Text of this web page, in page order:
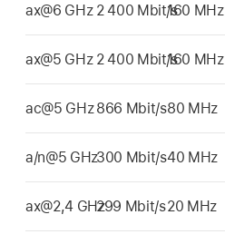
ax@6 GHz 2 400 Mbit/s160 MHz
ax@5 GHz 2 400 Mbit/s160 MHz
ac@5 GHz 866 Mbit/s80 MHz
a/n@5 GHz300 Mbit/s40 MHz
ax@2,4 GHz299 Mbit/s20 MHz